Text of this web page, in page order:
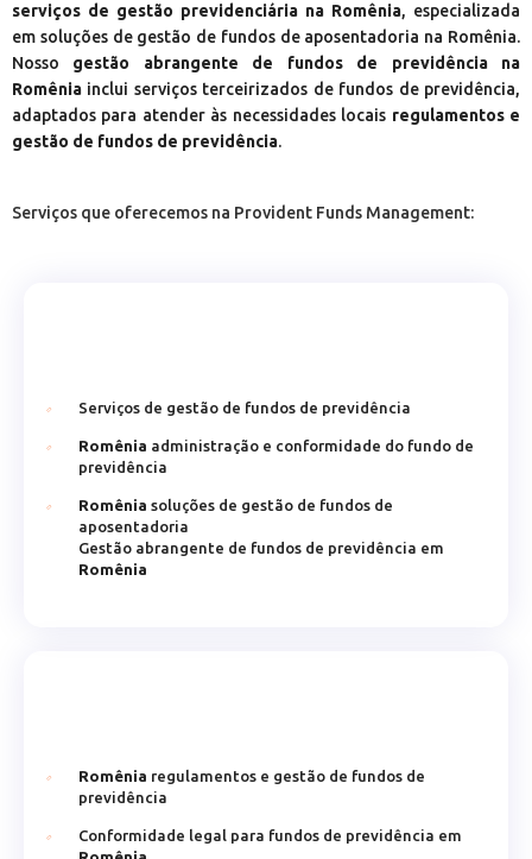
serviços de gestão previdenciária na Romênia, especializada
em soluções de gestão de fundos de aposentadoria na Romênia.
Nosso gestão abrangente de fundos de previdência na
Romênia inclui serviços terceirizados de fundos de previdência,
adaptados para atender às necessidades locais regulamentos e
gestão de fundos de previdência.
Serviços que oferecemos na Provident Funds Management:
Serviços de gestão de fundos de previdência
Romênia administração e conformidade do fundo de
previdência
Romênia soluções de gestão de fundos de
aposentadoria
Gestão abrangente de fundos de previdência em
Romênia
Romênia regulamentos e gestão de fundos de
previdência
Conformidade legal para fundos de previdência em